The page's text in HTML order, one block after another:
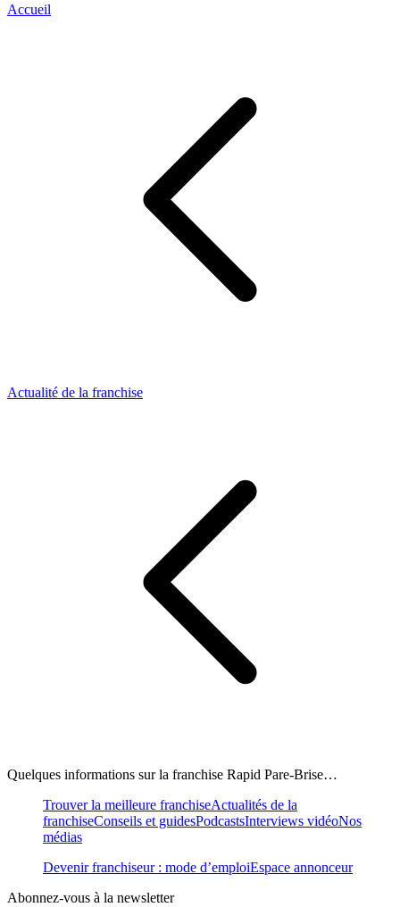
Accueil
Actualité de la franchise
Quelques informations sur la franchise Rapid Pare-Brise…
Trouver la meilleure franchiseActualités de la
franchiseConseils et guidesPodcastsInterviews vidéoNos
médias
Devenir franchiseur : mode d’emploiEspace annonceur
Abonnez-vous à la newsletter